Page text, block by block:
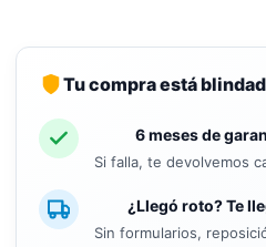
Tu compra está
6 meses de
Si falla, te devolvemos
¿Llegó roto? Te
Sin formularios,